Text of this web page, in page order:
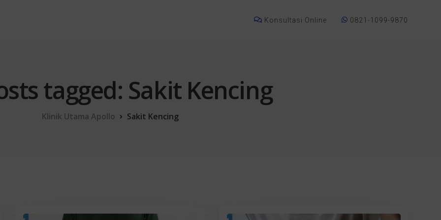
Konsultasi Online 0821-1099-9870
tagged: Sakit Kencing
Klinik Utama Apollo Sakit Kencing